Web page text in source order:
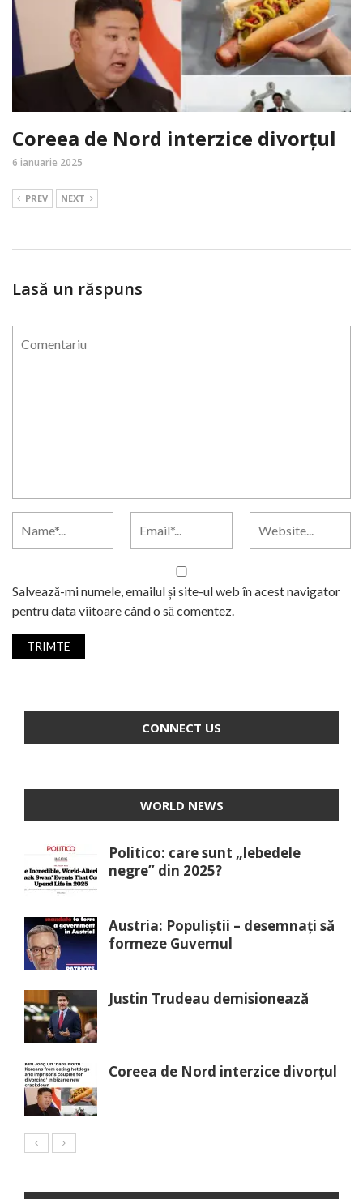
Coreea de Nord interzice divorțul
6 ianuarie 2025
PREV NEXT
Lasă un răspuns
Salvează-mi numele, emailul și site-ul web în acest navigator
pentru data viitoare când o să comentez.
CONNECT US
WORLD NEWS
Politico: care sunt „lebedele
negre” din 2025?
Austria: Populiștii – desemnați să
formeze Guvernul
Justin Trudeau demisionează
Coreea de Nord interzice divorțul